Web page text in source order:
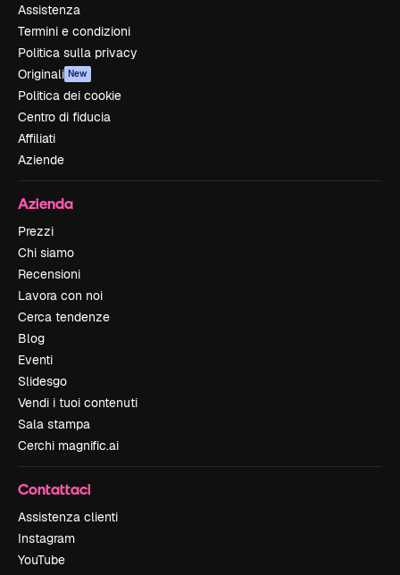
Assistenza
Termini e condizioni
Politica sulla privacy
Originali New
Politica dei cookie
Centro di fiducia
Affiliati
Aziende
Azienda
Prezzi
Chi siamo
Recensioni
Lavora con noi
Cerca tendenze
Blog
Eventi
Slidesgo
Vendi i tuoi contenuti
Sala stampa
Cerchi magnific.ai
Contattaci
Assistenza clienti
Instagram
YouTube